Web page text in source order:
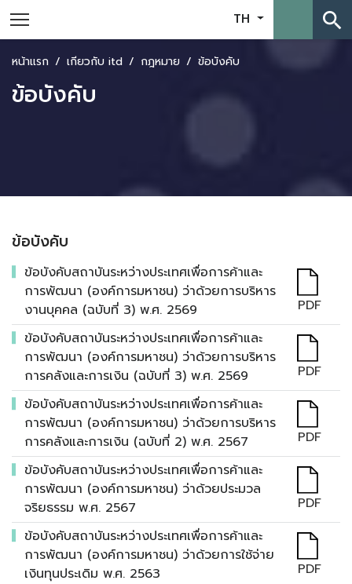
TH search
หน้าแรก เกี่ยวกับ itd กฎหมาย ข้อบังคับ
ข้อบังคับ
ข้อบังคับ
ข้อบังคับสถาบันระหว่างประเทศเพื่อการค้าและ
การพัฒนา (องค์การมหาชน) ว่าด้วยการบริหาร
งานบุคคล (ฉบับที่ 3) พ.ศ. 2569
PDF
ข้อบังคับสถาบันระหว่างประเทศเพื่อการค้าและ
การพัฒนา (องค์การมหาชน) ว่าด้วยการบริหาร
การคลังและการเงิน (ฉบับที่ 3) พ.ศ. 2569
PDF
ข้อบังคับสถาบันระหว่างประเทศเพื่อการค้าและ
การพัฒนา (องค์การมหาชน) ว่าด้วยการบริหาร
การคลังและการเงิน (ฉบับที่ 2) พ.ศ. 2567
PDF
ข้อบังคับสถาบันระหว่างประเทศเพื่อการค้าและ
การพัฒนา (องค์การมหาชน) ว่าด้วยประมวล
จริยธรรม พ.ศ. 2567
PDF
ข้อบังคับสถาบันระหว่างประเทศเพื่อการค้าและ
การพัฒนา (องค์การมหาชน) ว่าด้วยการใช้จ่าย
เงินทุนประเดิม พ.ศ. 2563
PDF